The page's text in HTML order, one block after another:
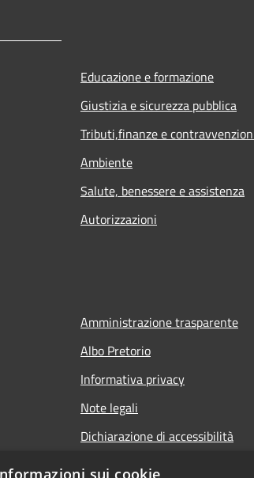
Educazione e formazione
Giustizia e sicurezza pubblica
Tributi,finanze e
Ambiente
Salute, benessere e assistenza
Autorizzazioni
Amministrazione trasparente
Albo Pretorio
Informativa privacy
Note legali
Dichiarazione di accessibilità
sui cookie